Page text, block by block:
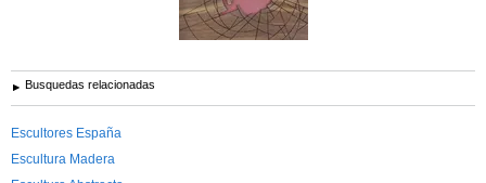
Busquedas relacionadas
Escultores España
Escultura Madera